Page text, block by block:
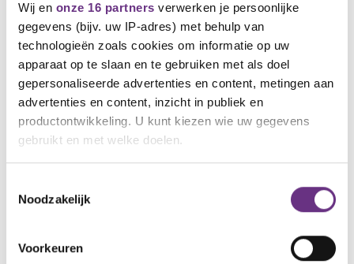
Wij en onze 16 partners verwerken je persoonlijke
gegevens (bijv. uw IP-adres) met behulp van
technologieën zoals cookies om informatie op uw
apparaat op te slaan en te gebruiken met als doel
gepersonaliseerde advertenties en content, metingen aan
advertenties en content, inzicht in publiek en
productontwikkeling. U kunt kiezen wie uw gegevens
gebruikt en met welke doelen.
Informatie verzamelen over uw geografische
Uw apparaat identificeren door het actief te
scannen op specifieke eigenschappen (fingerprinting)
Noodzakelijk
Voorkeuren
Heb je vragen naar aanleiding van dit bericht of
andere vragen of opmerkingen, stuur mij dan svp
een mail.a.kramer@cnv.nl
André Kramer
CNV Bestuurder
M: 06 4162 9535
E: a.kramer@cnv.nl